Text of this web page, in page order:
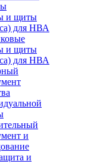
и щиты
для НВА
и щиты
для НВА
и
и